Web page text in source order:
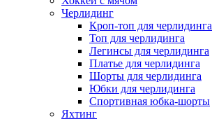
Черлидинг
Кроп-топ для черлидинга
Топ для черлидинга
Легинсы для черлидинга
Платье для черлидинга
Шорты для черлидинга
Юбки для черлидинга
Спортивная юбка-шорты
Яхтинг